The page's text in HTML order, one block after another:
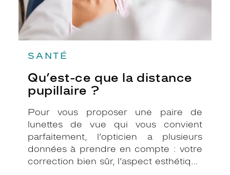
SANTÉ
Qu’est-ce que la distance
pupillaire ?
Pour vous proposer une paire de
lunettes de vue qui vous convient
parfaitement, l’opticien a plusieurs
données à prendre en compte : votre
correction bien sûr, l’aspect esthétique